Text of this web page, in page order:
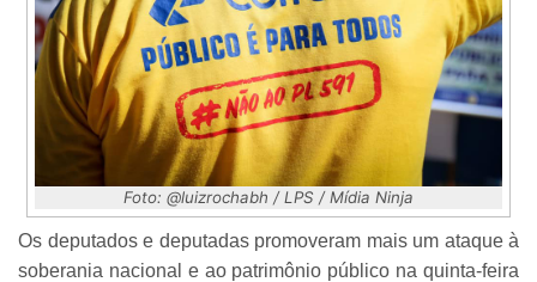
Foto: @luizrochabh / LPS / Mídia Ninja
Os deputados e deputadas promoveram mais um ataque à
soberania nacional e ao patrimônio público na quinta-feira